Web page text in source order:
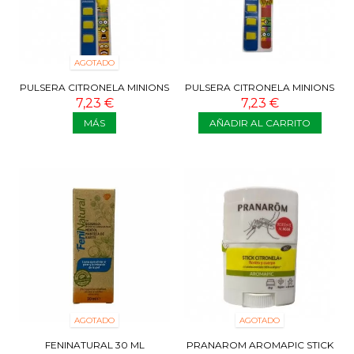
AGOTADO
PULSERA CITRONELA MINIONS
KEVIN + RECAMBIOS
7,23 €
MÁS
PULSERA CITRONELA MINIONS
PHIL + RECAMBIOS
7,23 €
AÑADIR AL CARRITO
AGOTADO
FENINATURAL 30 ML
AGOTADO
PRANAROM AROMAPIC STICK